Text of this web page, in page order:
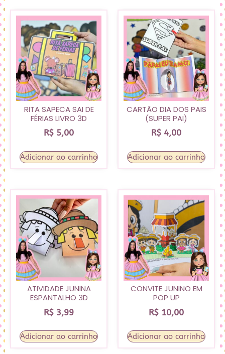
RITA SAPECA SAI DE
FÉRIAS LIVRO 3D
R$ 5,00
Adicionar ao carrinho
CARTÃO DIA DOS PAIS
(SUPER PAI)
R$ 4,00
Adicionar ao carrinho
ATIVIDADE JUNINA
ESPANTALHO 3D
R$ 3,99
Adicionar ao carrinho
CONVITE JUNINO EM
POP UP
R$ 10,00
Adicionar ao carrinho